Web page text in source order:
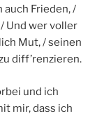
Frieden, /
Und wer voller
Mut, / seinen
diff’renzieren.
und ich
mir, dass ich